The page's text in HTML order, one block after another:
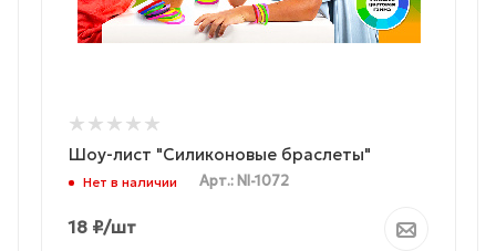
Шоу-лист "Силиконовые браслеты"
Нет в наличии Арт.: NI-1072
18 ₽/шт